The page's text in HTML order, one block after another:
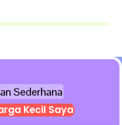
Sederhana
Kecil Saya